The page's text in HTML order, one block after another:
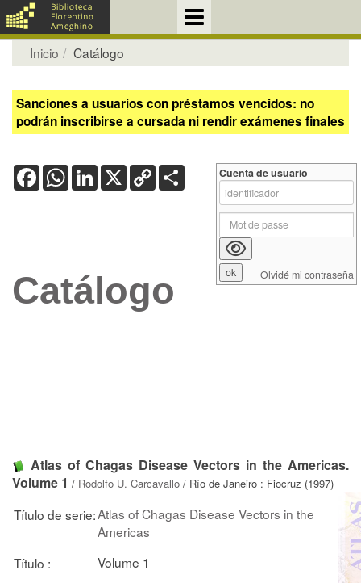
Inicio Catálogo
Sanciones a usuarios con préstamos vencidos: no
podrán inscribirse a cursada ni rendir exámenes finales
FacebookWhatsApp
LinkedIn
X Copy
Link
Catálogo
Atlas of Chagas Disease Vectors in the Americas.
Volume 1 / Rodolfo U. Carcavallo / Río de Janeiro : Fiocruz (1997)
Título de serie:Atlas of Chagas Disease Vectors in the
Americas
Título :
Volume 1
Cuenta de usuario
Olvidé mi contraseña